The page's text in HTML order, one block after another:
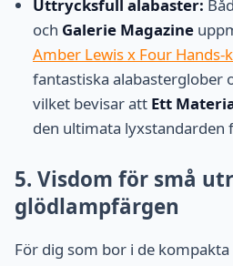
Uttrycksfull alabaster:
och Galerie Magazine
Amber Lewis x Four Hands-
fantastiska alabasterglober
vilket bevisar att Ett
den ultimata lyxstandarden
5. Visdom för små
glödlampfärgen
För dig som bor i de